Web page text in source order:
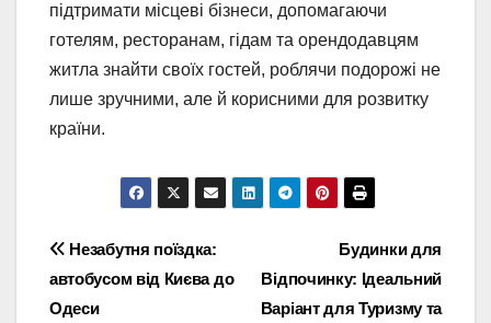
підтримати місцеві бізнеси, допомагаючи
готелям, ресторанам, гідам та орендодавцям
житла знайти своїх гостей, роблячи подорожі не
лише зручними, але й корисними для розвитку
країни.
Навігація
записів
Будинки для
Відпочинку: Ідеальний
Варіант для Туризму та
Незабутня поїздка:
автобусом від Києва до
Одеси